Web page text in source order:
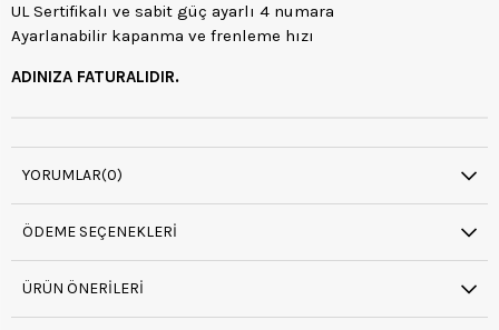
UL Sertifikalı ve sabit güç ayarlı 4 numara
Ayarlanabilir kapanma ve frenleme hızı
ADINIZA FATURALIDIR.
YORUMLAR(0)
ÖDEME SEÇENEKLERI
ÜRÜN ÖNERILERI